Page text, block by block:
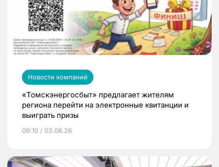
Новости компаний
«Томскэнергосбыт» предлагает жителям
региона перейти на электронные квитанции и
выиграть призы
09:10 / 03.08.26